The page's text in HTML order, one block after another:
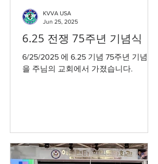
6.25 전쟁 75주년 기념식
6/25/2025 에 6.25 기념 75주년 기념식
을 주님의 교회에서 가졌습니다.
KVVA USA
Jun 25, 2025